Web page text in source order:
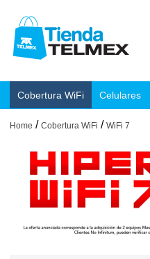
Cobertura WiFi Celulares
Home / Cobertura WiFi / WiFi 7